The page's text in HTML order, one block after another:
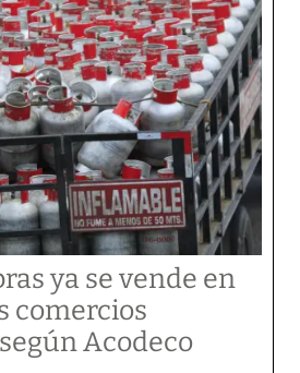
ya se vende en
comercios
Acodeco